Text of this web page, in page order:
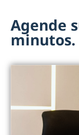
Agende
minutos.